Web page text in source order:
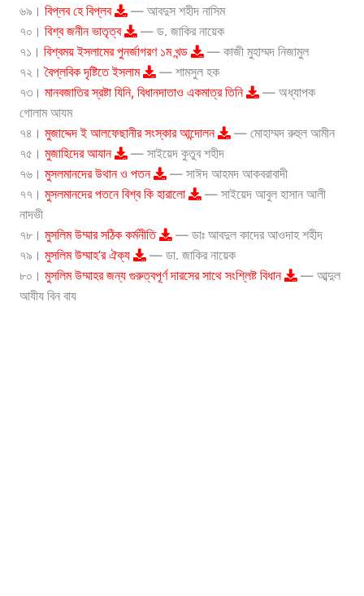
৬৯। বিপ্লব হে বিপ্লব
— আবদুস শহীদ নাসিম
৭০। বিশ্ব জনীন ভাতৃত্ব
— ড. জাকির নায়েক
৭১। বিশ্বময় ইসলামের পুনর্জাগরণ ১ম খন্ড
— কাজী মুহাম্মদ নিজামুল
৭২।বৈপ্লবিক দৃষ্টিতে ইসলাম
— শামসুল হক
৭৩। মানবজাতির স্রষ্টা যিনি, বিধানদাতাও একমাত্র তিনি
— অধ্যাপক
গোলাম আযম
৭৪। মুজাদ্দেদ ই আলফেছানীর সংস্কার আন্দোলন
— মোহাম্মদ রুহুল আমীন
৭৫। মুজাহিদের আযান
— সাইয়েদ কুতুব শহীদ
৭৬। মুসলমানদের উথান ও পতন
— সাঈদ আহমদ আকবরাবাদী
৭৭। মুসলমানদের পতনে বিশ্ব কি হারালো
— সাইয়েদ আবুল হাসান আলী
নাদভী
৭৮। মুসলিম উম্মার সঠিক কর্মনীতি
— ডাঃ আবদুল কাদের আওদাহ শহীদ
৭৯। মুসলিম উম্মাহ’র ঐক্য
— ডা. জাকির নায়েক
৮০। মুসলিম উম্মাহর জন্য গুরুত্বপূর্ণ দারসের সাথে সংশ্লিষ্ট বিধান
— আব্দুল
আযীয বিন বায